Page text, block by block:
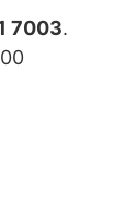
7003.